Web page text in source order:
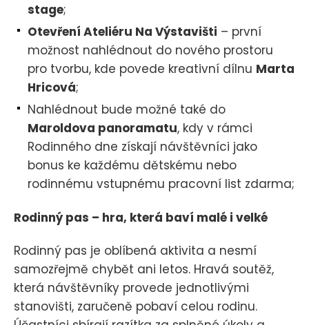
stage;
Otevření Ateliéru Na Výstavišti – první
možnost nahlédnout do nového prostoru
pro tvorbu, kde povede kreativní dílnu Marta
Hricová;
Nahlédnout bude možné také do
Maroldova panoramatu, kdy v rámci
Rodinného dne získají návštěvníci jako
bonus ke každému dětskému nebo
rodinnému vstupnému pracovní list zdarma;
Rodinný pas – hra, která baví malé i velké
Rodinný pas je oblíbená aktivita a nesmí
samozřejmě chybět ani letos. Hravá soutěž,
která návštěvníky provede jednotlivými
stanovišti, zaručeně pobaví celou rodinu.